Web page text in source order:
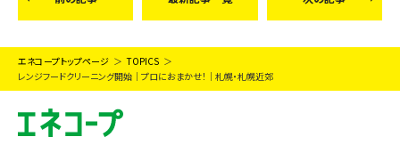
エネコープトップページ
TOPICS
レンジフードクリーニング開始｜プロにおまかせ！｜札幌・札幌近郊